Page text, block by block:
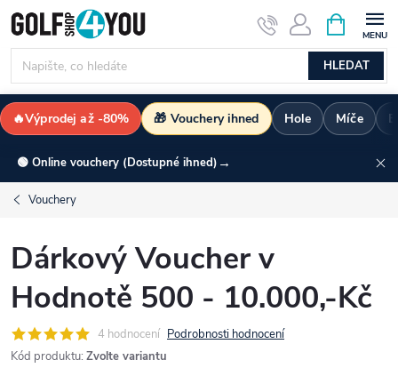
Přejít
na
obsah
HLEDAT
NÁKUPNÍ
KOŠÍK
🔥Výprodej až -80% 🎁 Vouchery ihned Hole Míče
🟢 Online vouchery (Dostupné ihned) →
Vouchery
Dárkový Voucher v
Hodnotě 500 - 10.000,-Kč
4 hodnocení Podrobnosti hodnocení
Kód produktu: Zvolte variantu